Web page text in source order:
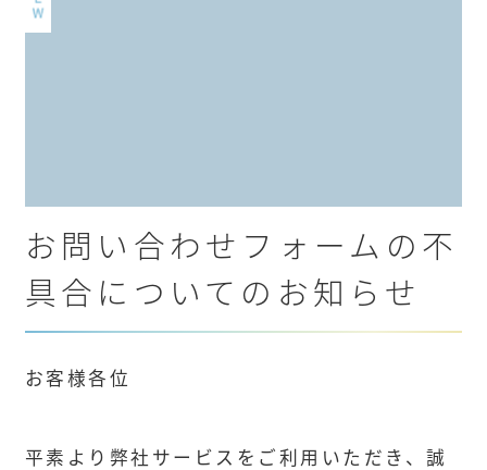
お問い合わせフォームの不
具合についてのお知らせ
お客様各位
平素より弊社サービスをご利用いただき、誠